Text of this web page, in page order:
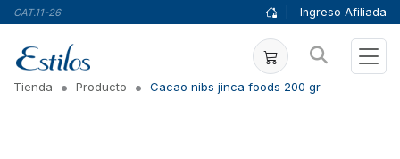
CAT.11-26 Ingreso Afiliada
Tienda Producto Cacao nibs jinca foods 200 gr